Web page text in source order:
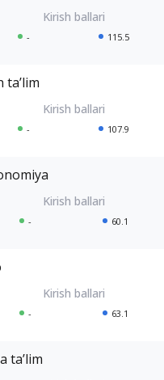
- 115.5
ta’lim
- 107.9
- 60.1
- 63.1
ta’lim